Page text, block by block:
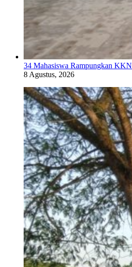
34 Mahasiswa Rampungkan
8 Agustus, 2026